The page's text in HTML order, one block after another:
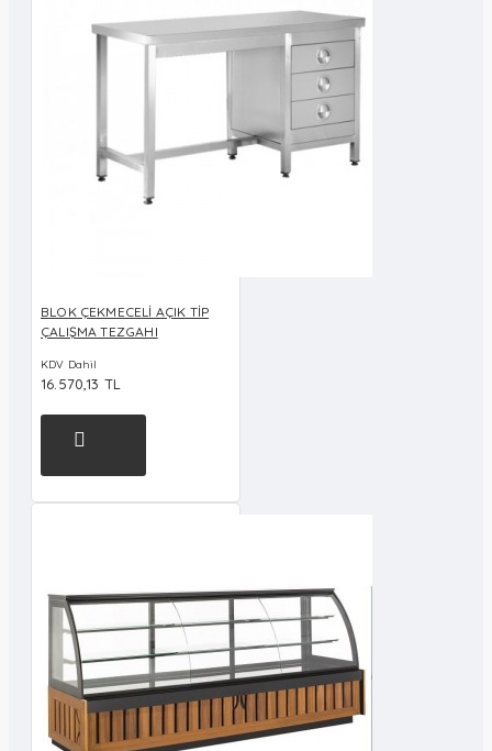
BLOK ÇEKMECELİ AÇIK TİP
ÇALIŞMA TEZGAHI
KDV Dahil
16.570,13 TL